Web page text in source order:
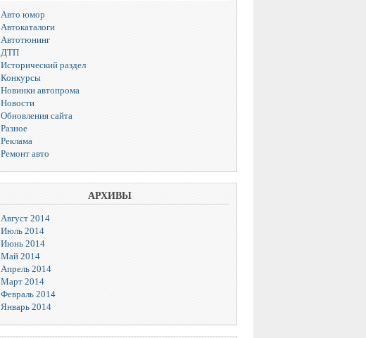
Авто юмор
Автокаталоги
Автотюнинг
ДТП
Исторический раздел
Конкурсы
Новинки автопрома
Новости
Обновления сайта
Разное
Реклама
Ремонт авто
АРХИВЫ
Август 2014
Июль 2014
Июнь 2014
Май 2014
Апрель 2014
Март 2014
Февраль 2014
Январь 2014